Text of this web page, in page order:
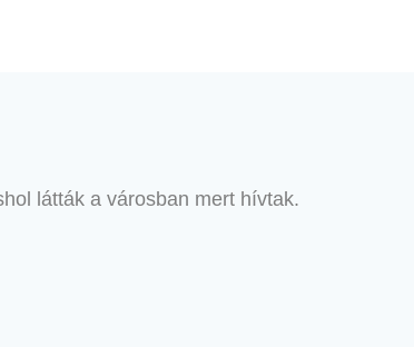
látták a városban mert hívtak.